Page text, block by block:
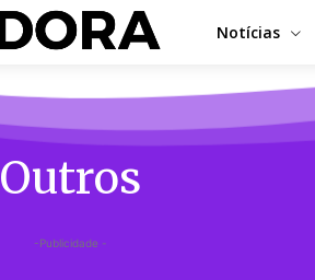
Notícias
Outros
-Publicidade -